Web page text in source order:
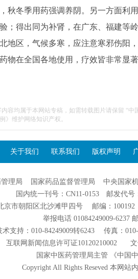
秋冬季用药强调养阴。另一方面利
；得出同为补肾，在广东、福建等
地区，气候多寒，应注意寒邪伤阳
物在全国各地使用，疗效皆非常显著
容均属于本网站专稿，如需转载图片请保留 “中
》维护网络知识产权。
关于我们 联系我们 版权声明
理局 国家药品监督管理局 中央国家
国内统一刊号：CN11-0153 邮发代号
京市朝阳区北沙滩甲四号 邮编：
举报电话 01084249009-6237
术支持：010-84249009转6243 传真：
互联网新闻信息许可证10120210002文保
国家中医药管理局主管 《中国
Copyright All Rights Reseved 本网